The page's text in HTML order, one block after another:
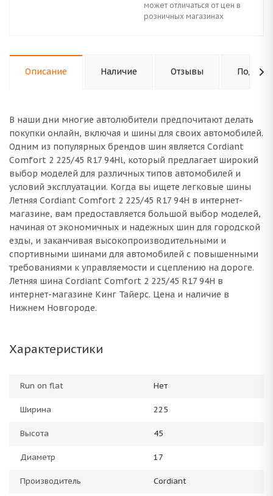
может отличаться от цен в
розничных магазинах
Описание Наличие Отзывы
В наши дни многие автолюбители предпочитают делать
покупки онлайн, включая и шины для своих автомобилей.
Одним из популярных брендов шин является Cordiant
Comfort 2 225/45 R17 94Hl, который предлагает широкий
выбор моделей для различных типов автомобилей и
условий эксплуатации. Когда вы ищете легковые шины
Летняя Cordiant Comfort 2 225/45 R17 94H в интернет-
магазине, вам предоставляется большой выбор моделей,
начиная от экономичных и надежных шин для городской
езды, и заканчивая высокопроизводительными и
спортивными шинами для автомобилей с повышенными
требованиями к управляемости и сцеплению на дороге.
Летняя шина Cordiant Comfort 2 225/45 R17 94H в
интернет-магазине Кинг Тайерс. Цена и наличие в
Нижнем Новгороде.
Характеристики
Run on flat Нет
Ширина 225
Высота 45
Диаметр 17
Производитель Cordiant